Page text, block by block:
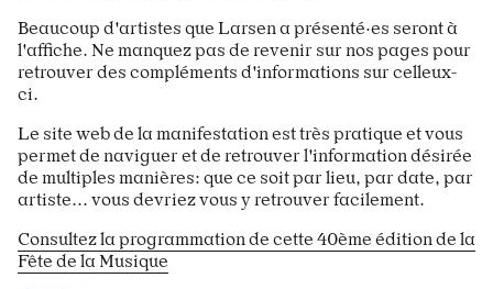
Beaucoup d'artistes que Larsen a présenté·es seront à
l'affiche. Ne manquez pas de revenir sur nos pages pour
retrouver des compléments d'informations sur celleux-
ci.
Le site web de la manifestation est très pratique et vous
permet de naviguer et de retrouver l'information désirée
de multiples manières: que ce soit par lieu, par date, par
artiste... vous devriez vous y retrouver facilement.
Consultez la programmation de cette 40ème édition de la
Fête de la Musique